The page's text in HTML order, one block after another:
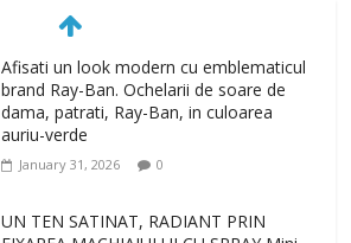
Afisati un look modern cu emblematicul
brand Ray-Ban. Ochelarii de soare de
dama, patrati, Ray-Ban, in culoarea
auriu-verde
January 31, 2026 0
UN TEN SATINAT, RADIANT PRIN